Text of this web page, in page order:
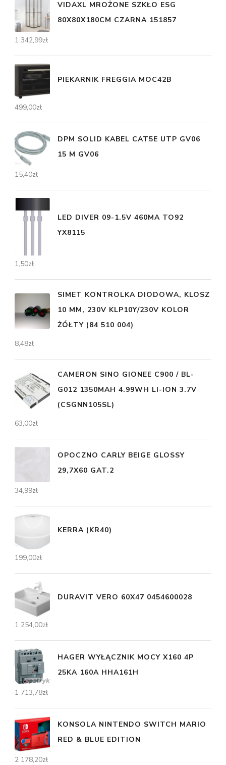
VIDAXL MROŻONE SZKŁO ESG
80X80X180CM CZARNA 151857
1 342,99zł
PIEKARNIK FREGGIA MOC42B
499,00zł
DPM SOLID KABEL CAT5E UTP GV06
15 M GV06
15,40zł
LED DIVER 09-1.5V 460MA TO92
YX8115
1,50zł
SIMET KONTROLKA DIODOWA, KLOSZ
10 MM, 230V KLP10Y/230V KOLOR
ŻÓŁTY (84 510 004)
8,48zł
CAMERON SINO GIONEE C900 / BL-
G012 1350MAH 4.99WH LI-ION 3.7V
(CSGNN105SL)
63,00zł
OPOCZNO CARLY BEIGE GLOSSY
29,7X60 GAT.2
34,99zł
KERRA (KR40)
199,00zł
DURAVIT VERO 60X47 0454600028
1 254,00zł
HAGER WYŁĄCZNIK MOCY X160 4P
25KA 160A HHA161H
1 713,78zł
KONSOLA NINTENDO SWITCH MARIO
RED & BLUE EDITION
2 178,20zł